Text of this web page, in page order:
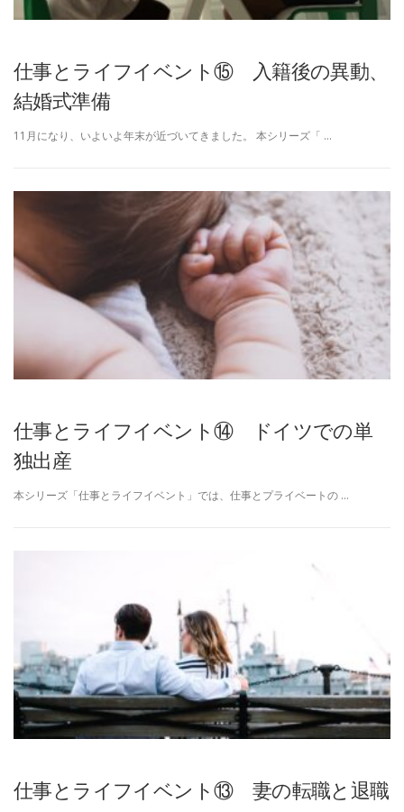
仕事とライフイベント⑮ 入籍後の異動、
結婚式準備
11月になり、いよいよ年末が近づいてきました。 本シリーズ「 …
仕事とライフイベント⑭ ドイツでの単
独出産
本シリーズ「仕事とライフイベント」では、仕事とプライベートの …
仕事とライフイベント⑬ 妻の転職と退職